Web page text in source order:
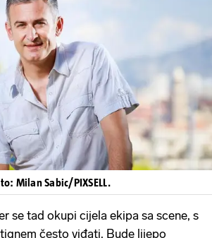
Milan Sabic/PIXSELL.
se tad okupi cijela ekipa sa scene, s
često viđati. Bude lijepo